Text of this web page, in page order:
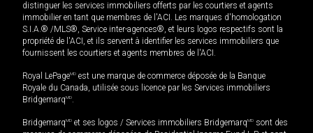
distinguer les services immobiliers offerts par les courtiers et agents
immobilier en tant que membres de l'ACI. Les marques d'homologation
S.I.A.® /MLS®, Service inter-agences®, et leurs logos respectifs sont la
propriété de l'ACI, et ils servent à identifier les services immobiliers que
fournissent les courtiers et agents membres de l'ACI.
Royal LePageMD est une marque de commerce déposée de la Banque
Royale du Canada, utilisée sous licence par les Services immobiliers
BridgemarqMD.
BridgemarqMD et ses logos / Services immobiliers BridgemarqMD sont des